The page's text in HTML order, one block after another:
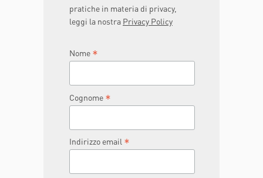
pratiche in materia di privacy,
leggi la nostra Privacy Policy
Nome *
Cognome *
Indirizzo email *